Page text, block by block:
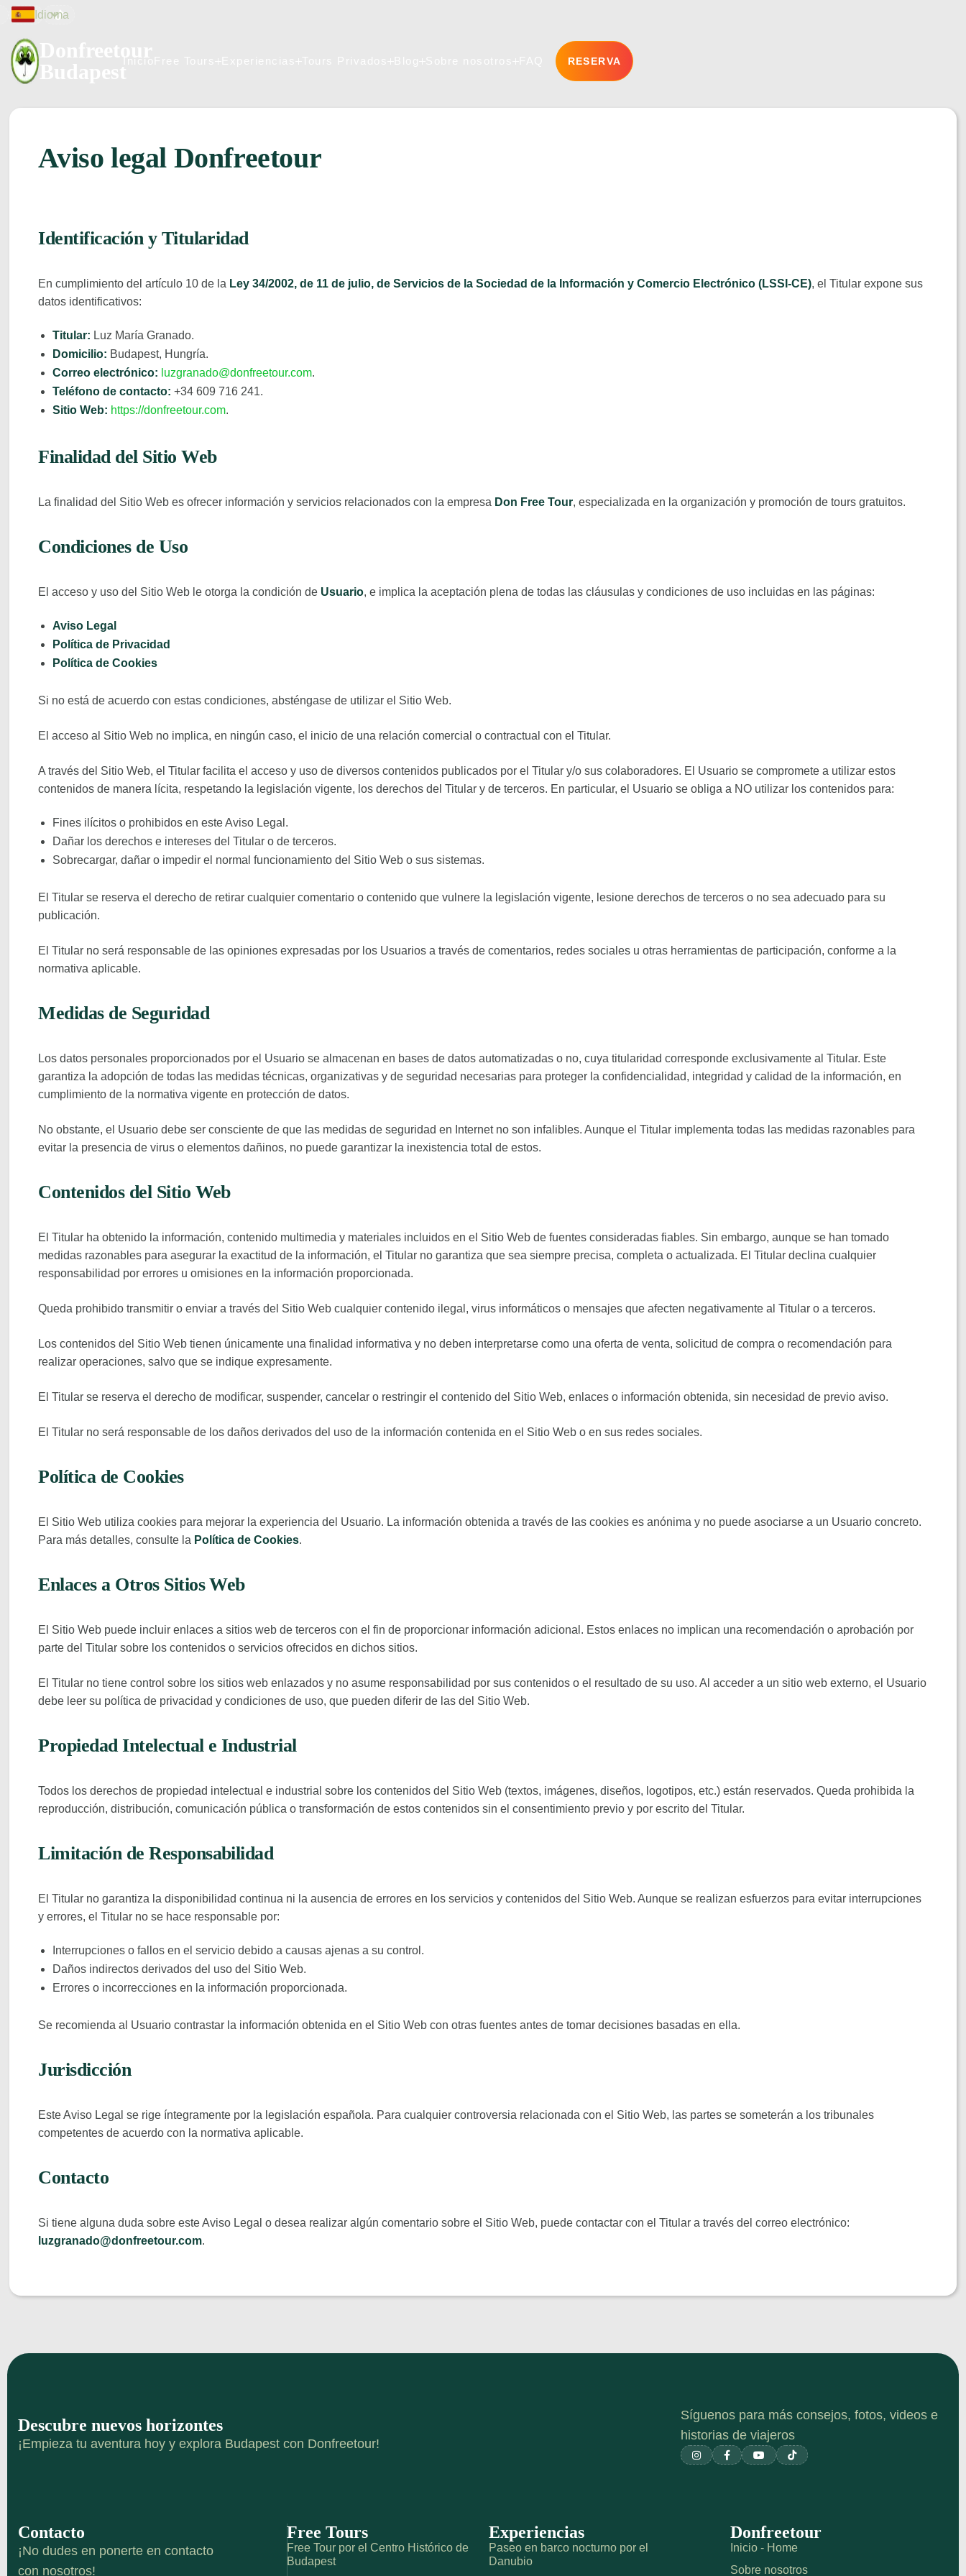
 
Idioma
RESERVA
Aviso legal Donfreetour
Identificación y Titularidad
En cumplimiento del artículo 10 de la Ley 34/2002, de 11 de julio, de Servicios de la Sociedad de la Información y Comercio Electrónico (LSSI-CE), el Titular expone sus
datos identificativos:
Titular: Luz María Granado.
Domicilio: Budapest, Hungría.
Correo electrónico: luzgranado@donfreetour.com.
Teléfono de contacto: +34 609 716 241.
Sitio Web: https://donfreetour.com.
Finalidad del Sitio Web
La finalidad del Sitio Web es ofrecer información y servicios relacionados con la empresa Don Free Tour, especializada en la organización y promoción de tours gratuitos.
Condiciones de Uso
El acceso y uso del Sitio Web le otorga la condición de Usuario, e implica la aceptación plena de todas las cláusulas y condiciones de uso incluidas en las páginas:
Aviso Legal
Política de Privacidad
Política de Cookies
Si no está de acuerdo con estas condiciones, absténgase de utilizar el Sitio Web.
El acceso al Sitio Web no implica, en ningún caso, el inicio de una relación comercial o contractual con el Titular.
A través del Sitio Web, el Titular facilita el acceso y uso de diversos contenidos publicados por el Titular y/o sus colaboradores. El Usuario se compromete a utilizar estos
contenidos de manera lícita, respetando la legislación vigente, los derechos del Titular y de terceros. En particular, el Usuario se obliga a NO utilizar los contenidos para:
Fines ilícitos o prohibidos en este Aviso Legal.
Dañar los derechos e intereses del Titular o de terceros.
Sobrecargar, dañar o impedir el normal funcionamiento del Sitio Web o sus sistemas.
El Titular se reserva el derecho de retirar cualquier comentario o contenido que vulnere la legislación vigente, lesione derechos de terceros o no sea adecuado para su
publicación.
El Titular no será responsable de las opiniones expresadas por los Usuarios a través de comentarios, redes sociales u otras herramientas de participación, conforme a la
normativa aplicable.
Medidas de Seguridad
Los datos personales proporcionados por el Usuario se almacenan en bases de datos automatizadas o no, cuya titularidad corresponde exclusivamente al Titular. Este
garantiza la adopción de todas las medidas técnicas, organizativas y de seguridad necesarias para proteger la confidencialidad, integridad y calidad de la información, en
cumplimiento de la normativa vigente en protección de datos.
No obstante, el Usuario debe ser consciente de que las medidas de seguridad en Internet no son infalibles. Aunque el Titular implementa todas las medidas razonables para
evitar la presencia de virus o elementos dañinos, no puede garantizar la inexistencia total de estos.
Contenidos del Sitio Web
El Titular ha obtenido la información, contenido multimedia y materiales incluidos en el Sitio Web de fuentes consideradas fiables. Sin embargo, aunque se han tomado
medidas razonables para asegurar la exactitud de la información, el Titular no garantiza que sea siempre precisa, completa o actualizada. El Titular declina cualquier
responsabilidad por errores u omisiones en la información proporcionada.
Queda prohibido transmitir o enviar a través del Sitio Web cualquier contenido ilegal, virus informáticos o mensajes que afecten negativamente al Titular o a terceros.
Los contenidos del Sitio Web tienen únicamente una finalidad informativa y no deben interpretarse como una oferta de venta, solicitud de compra o recomendación para
realizar operaciones, salvo que se indique expresamente.
El Titular se reserva el derecho de modificar, suspender, cancelar o restringir el contenido del Sitio Web, enlaces o información obtenida, sin necesidad de previo aviso.
El Titular no será responsable de los daños derivados del uso de la información contenida en el Sitio Web o en sus redes sociales.
Política de Cookies
El Sitio Web utiliza cookies para mejorar la experiencia del Usuario. La información obtenida a través de las cookies es anónima y no puede asociarse a un Usuario concreto.
Para más detalles, consulte la Política de Cookies.
Enlaces a Otros Sitios Web
El Sitio Web puede incluir enlaces a sitios web de terceros con el fin de proporcionar información adicional. Estos enlaces no implican una recomendación o aprobación por
parte del Titular sobre los contenidos o servicios ofrecidos en dichos sitios.
El Titular no tiene control sobre los sitios web enlazados y no asume responsabilidad por sus contenidos o el resultado de su uso. Al acceder a un sitio web externo, el Usuario
debe leer su política de privacidad y condiciones de uso, que pueden diferir de las del Sitio Web.
Propiedad Intelectual e Industrial
Todos los derechos de propiedad intelectual e industrial sobre los contenidos del Sitio Web (textos, imágenes, diseños, logotipos, etc.) están reservados. Queda prohibida la
reproducción, distribución, comunicación pública o transformación de estos contenidos sin el consentimiento previo y por escrito del Titular.
Limitación de Responsabilidad
El Titular no garantiza la disponibilidad continua ni la ausencia de errores en los servicios y contenidos del Sitio Web. Aunque se realizan esfuerzos para evitar interrupciones
y errores, el Titular no se hace responsable por:
Interrupciones o fallos en el servicio debido a causas ajenas a su control.
Daños indirectos derivados del uso del Sitio Web.
Errores o incorrecciones en la información proporcionada.
Se recomienda al Usuario contrastar la información obtenida en el Sitio Web con otras fuentes antes de tomar decisiones basadas en ella.
Jurisdicción
Este Aviso Legal se rige íntegramente por la legislación española. Para cualquier controversia relacionada con el Sitio Web, las partes se someterán a los tribunales
competentes de acuerdo con la normativa aplicable.
Contacto
Si tiene alguna duda sobre este Aviso Legal o desea realizar algún comentario sobre el Sitio Web, puede contactar con el Titular a través del correo electrónico:
luzgranado@donfreetour.com.
Descubre nuevos horizontes
¡Empieza tu aventura hoy y explora Budapest con Donfreetour!
Síguenos para más consejos, fotos, videos e
historias de viajeros
   
Contacto
¡No dudes en ponerte en contacto
con nosotros!
Free Tours
Free Tour por el Centro Histórico de
Budapest
Experiencias
Paseo en barco nocturno por el
Danubio
Donfreetour
Inicio - Home
Sobre nosotros